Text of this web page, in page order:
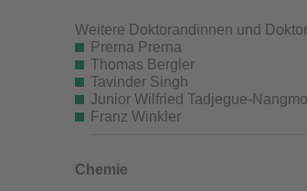
Weitere Doktorandinnen und
Prerna Prerna
Thomas Bergler
Tavinder Singh
Junior Wilfried Tadjegue-Nangmo
Franz Winkler
Chemie